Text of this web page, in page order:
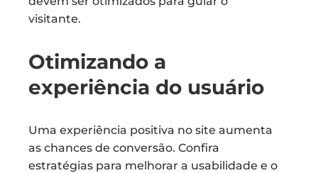
visitante.
Otimizando a
experiência do usuário
Uma experiência positiva no site aumenta
as chances de conversão. Confira
estratégias para melhorar a usabilidade e o